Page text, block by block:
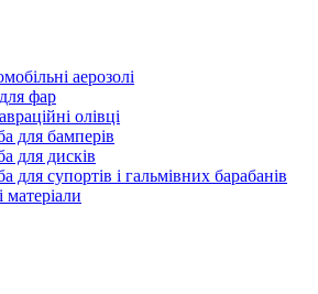
аерозолі
фар
олівці
для бамперів
для дисків
для супортів і гальмівних барабанів